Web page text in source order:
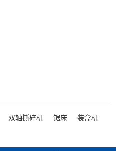
双轴撕碎机 锯床 装盒机